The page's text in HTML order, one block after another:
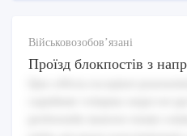
Військовозобов’язані
Проїзд блокпостів з